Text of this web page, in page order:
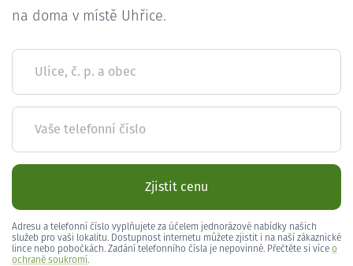
na doma v místě Uhřice.
Ulice, č. p. a obec
Vaše telefonní číslo
Zjistit cenu
Adresu a telefonní číslo vyplňujete za účelem jednorázové nabídky našich
služeb pro vaši lokalitu. Dostupnost internetu můžete zjistit i na naší zákaznické
lince nebo pobočkách. Zadání telefonního čísla je nepovinné. Přečtěte si více o
ochraně soukromí.